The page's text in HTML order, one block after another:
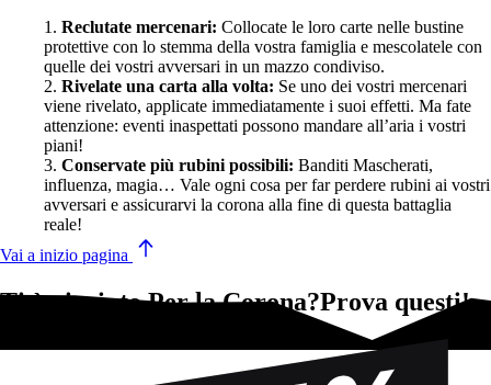
Reclutate mercenari: Collocate le loro carte nelle bustine
protettive con lo stemma della vostra famiglia e mescolatele con
quelle dei vostri avversari in un mazzo condiviso.
Rivelate una carta alla volta: Se uno dei vostri mercenari
viene rivelato, applicate immediatamente i suoi effetti. Ma fate
attenzione: eventi inaspettati possono mandare all’aria i vostri
piani!
Conservate più rubini possibili: Banditi Mascherati,
influenza, magia… Vale ogni cosa per far perdere rubini ai vostri
avversari e assicurarvi la corona alla fine di questa battaglia
reale!
Vai a inizio pagina
Ti è piaciuto Per la Corona?Prova questi!